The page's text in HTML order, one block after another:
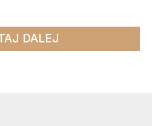
DALEJ